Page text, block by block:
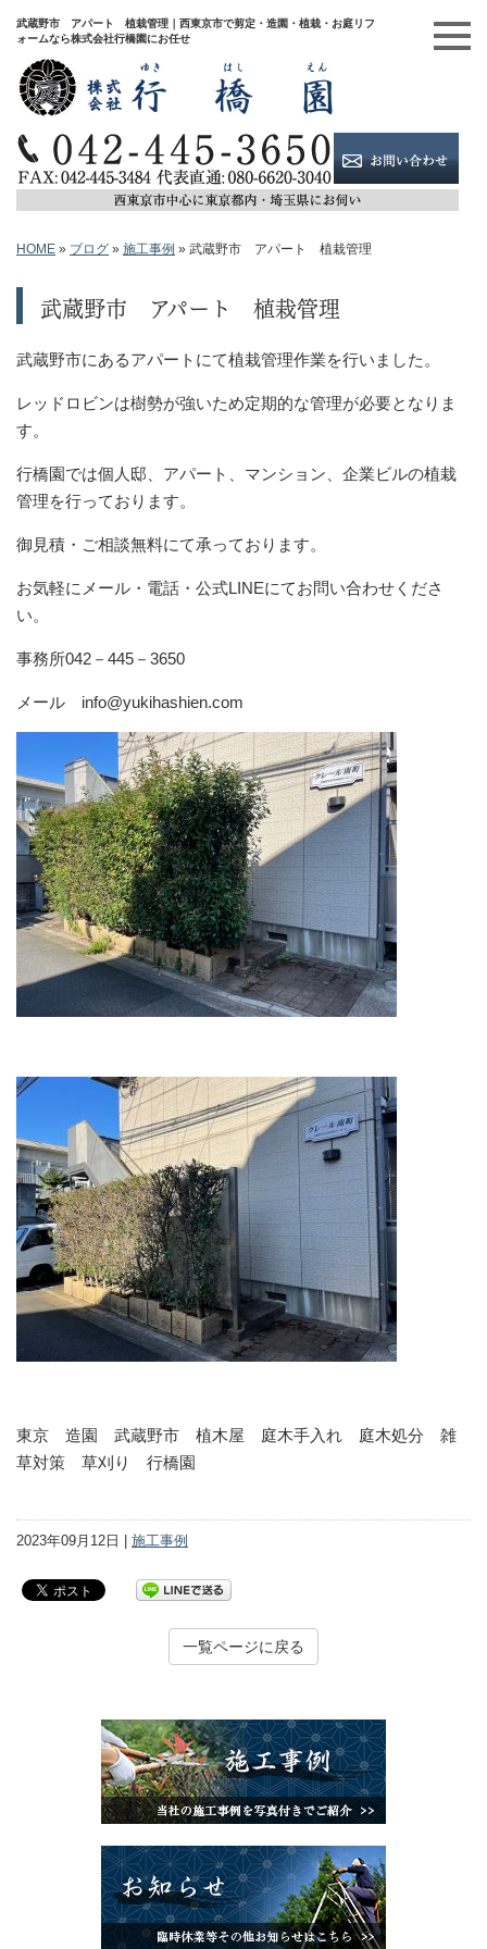
武蔵野市 アパート 植栽管理｜西東京市で剪定・造園・植栽・お庭リフ
ォームなら株式会社行橋園にお任せ
HOME » ブログ » 施工事例 » 武蔵野市 アパート 植栽管理
武蔵野市 アパート 植栽管理
武蔵野市にあるアパートにて植栽管理作業を行いました。
レッドロビンは樹勢が強いため定期的な管理が必要となりま
す。
行橋園では個人邸、アパート、マンション、企業ビルの植栽
管理を行っております。
御見積・ご相談無料にて承っております。
お気軽にメール・電話・公式LINEにてお問い合わせくださ
い。
事務所042－445－3650
メール info@yukihashien.com
東京 造園 武蔵野市 植木屋 庭木手入れ 庭木処分 雑
草対策 草刈り 行橋園
2023年09月12日 | 施工事例
一覧ページに戻る